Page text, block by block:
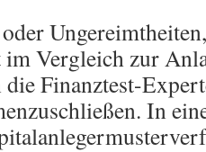
im Vergleich zur
Finanztest-
In